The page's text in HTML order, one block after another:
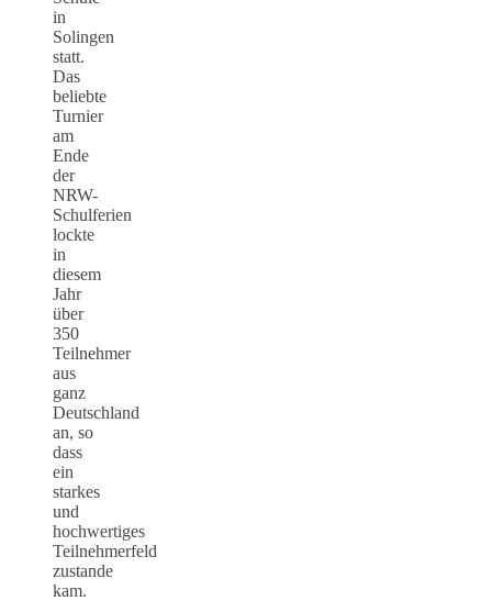
in
Solingen
statt.
Das
beliebte
Turnier
am
Ende
der
NRW-
Schulferien
lockte
in
diesem
Jahr
über
350
Teilnehmer
aus
ganz
Deutschland
an, so
dass
ein
starkes
und
hochwertiges
Teilnehmerfeld
zustande
kam.